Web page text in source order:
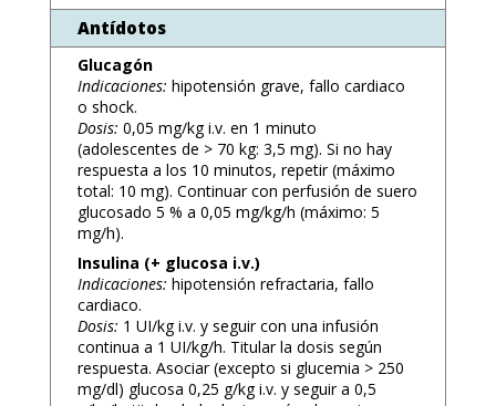
Antídotos
Glucagón
Indicaciones: hipotensión grave, fallo cardiaco
o shock.
Dosis: 0,05 mg/kg i.v. en 1 minuto
(adolescentes de > 70 kg: 3,5 mg). Si no hay
respuesta a los 10 minutos, repetir (máximo
total: 10 mg). Continuar con perfusión de suero
glucosado 5 % a 0,05 mg/kg/h (máximo: 5
mg/h).
Insulina (+ glucosa i.v.)
Indicaciones: hipotensión refractaria, fallo
cardiaco.
Dosis: 1 UI/kg i.v. y seguir con una infusión
continua a 1 UI/kg/h. Titular la dosis según
respuesta. Asociar (excepto si glucemia > 250
mg/dl) glucosa 0,25 g/kg i.v. y seguir a 0,5